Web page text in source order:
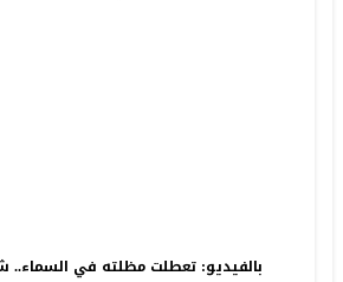
بالفيديو: تعطلت مظلته في السماء..